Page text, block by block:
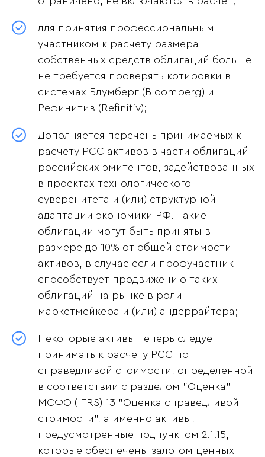
для принятия профессиональным
участником к расчету размера
собственных средств облигаций больше
не требуется проверять котировки в
системах Блумберг (Bloomberg) и
Рефинитив (Refinitiv);
Дополняется перечень принимаемых к
расчету РСС активов в части облигаций
российских эмитентов, задействованных
в проектах технологического
суверенитета и (или) структурной
адаптации экономики РФ. Такие
облигации могут быть приняты в
размере до 10% от общей стоимости
активов, в случае если профучастник
способствует продвижению таких
облигаций на рынке в роли
маркетмейкера и (или) андеррайтера;
Некоторые активы теперь следует
принимать к расчету РСС по
справедливой стоимости, определенной
в соответствии с разделом "Оценка"
МСФО (IFRS) 13 "Оценка справедливой
стоимости”, а именно активы,
предусмотренные подпунктом 2.1.15,
которые обеспечены залогом ценных